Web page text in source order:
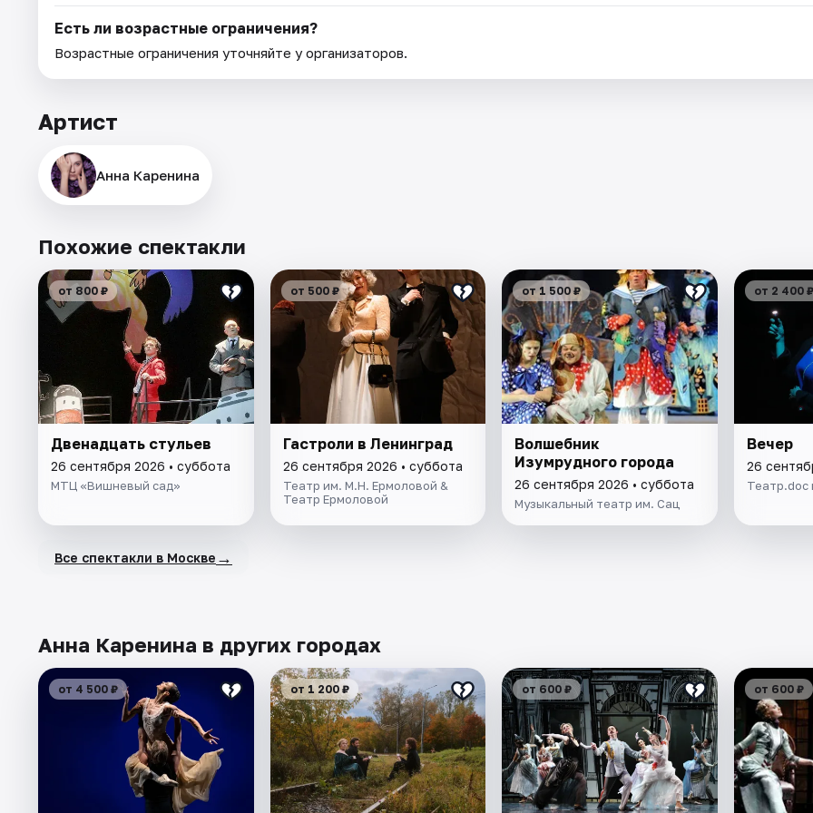
Есть ли возрастные ограничения?
Возрастные ограничения уточняйте у организаторов.
Артист
Анна Каренина
Похожие спектакли
от 800 ₽
Двенадцать стульев
26 сентября 2026 • суббота
МТЦ «Вишневый сад»
от 500 ₽
Гастроли в Ленинград
26 сентября 2026 • суббота
Театр им. М.Н. Ермоловой &
Театр Ермоловой
от 1 500 ₽
Волшебник
Изумрудного города
26 сентября 2026 • суббота
Музыкальный театр им. Сац
от 2 400 ₽
Вечер
26
Театр.doc
Все спектакли в Москве →
Анна Каренина в других городах
от 4 500 ₽ от 1 200 ₽ от 600 ₽ от 600 ₽